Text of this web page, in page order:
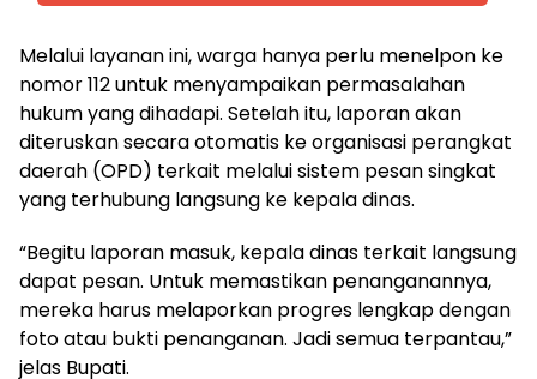
Melalui layanan ini, warga hanya perlu menelpon ke
nomor 112 untuk menyampaikan permasalahan
hukum yang dihadapi. Setelah itu, laporan akan
diteruskan secara otomatis ke organisasi perangkat
daerah (OPD) terkait melalui sistem pesan singkat
yang terhubung langsung ke kepala dinas.
“Begitu laporan masuk, kepala dinas terkait langsung
dapat pesan. Untuk memastikan penanganannya,
mereka harus melaporkan progres lengkap dengan
foto atau bukti penanganan. Jadi semua terpantau,”
jelas Bupati.